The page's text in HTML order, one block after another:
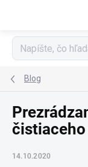
Blog
14.10.2020